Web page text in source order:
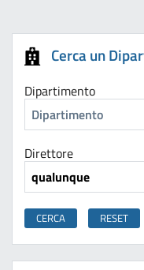
Cerca un
Dipartimento
Direttore